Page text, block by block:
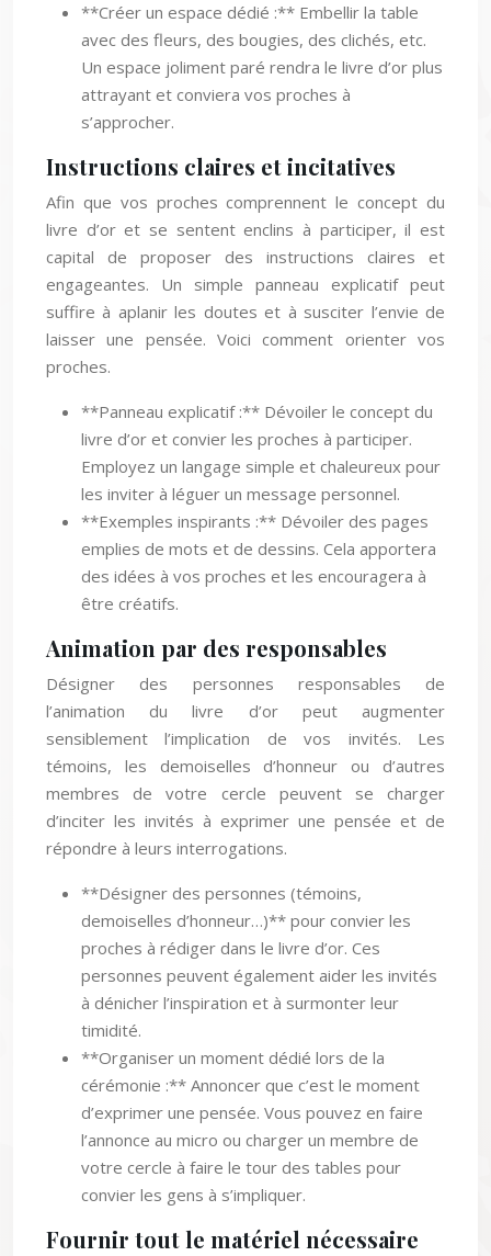
**Créer un espace dédié :** Embellir la table
avec des fleurs, des bougies, des clichés, etc.
Un espace joliment paré rendra le livre d’or plus
attrayant et conviera vos proches à
s’approcher.
Instructions claires et incitatives
Afin que vos proches comprennent le concept du
livre d’or et se sentent enclins à participer, il est
capital de proposer des instructions claires et
engageantes. Un simple panneau explicatif peut
suffire à aplanir les doutes et à susciter l’envie de
laisser une pensée. Voici comment orienter vos
proches.
**Panneau explicatif :** Dévoiler le concept du
livre d’or et convier les proches à participer.
Employez un langage simple et chaleureux pour
les inviter à léguer un message personnel.
**Exemples inspirants :** Dévoiler des pages
emplies de mots et de dessins. Cela apportera
des idées à vos proches et les encouragera à
être créatifs.
Animation par des responsables
Désigner des personnes responsables de
l’animation du livre d’or peut augmenter
sensiblement l’implication de vos invités. Les
témoins, les demoiselles d’honneur ou d’autres
membres de votre cercle peuvent se charger
d’inciter les invités à exprimer une pensée et de
répondre à leurs interrogations.
**Désigner des personnes (témoins,
demoiselles d’honneur…)** pour convier les
proches à rédiger dans le livre d’or. Ces
personnes peuvent également aider les invités
à dénicher l’inspiration et à surmonter leur
timidité.
**Organiser un moment dédié lors de la
cérémonie :** Annoncer que c’est le moment
d’exprimer une pensée. Vous pouvez en faire
l’annonce au micro ou charger un membre de
votre cercle à faire le tour des tables pour
convier les gens à s’impliquer.
Fournir tout le matériel nécessaire